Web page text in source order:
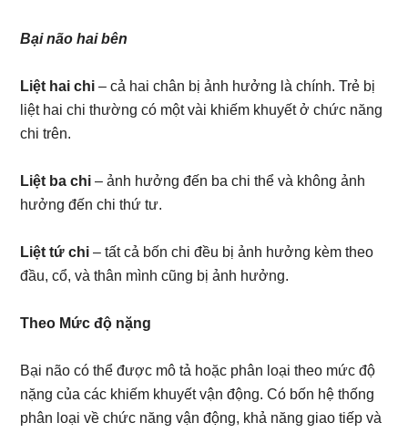
Bại não hai bên
Liệt hai chi – cả hai chân bị ảnh hưởng là chính. Trẻ bị
liệt hai chi thường có một vài khiếm khuyết ở chức năng
chi trên.
Liệt ba chi – ảnh hưởng đến ba chi thể và không ảnh
hưởng đến chi thứ tư.
Liệt tứ chi – tất cả bốn chi đều bị ảnh hưởng kèm theo
đầu, cổ, và thân mình cũng bị ảnh hưởng.
Theo Mức độ nặng
Bại não có thể được mô tả hoặc phân loại theo mức độ
nặng của các khiếm khuyết vận động. Có bốn hệ thống
phân loại về chức năng vận động, khả năng giao tiếp và